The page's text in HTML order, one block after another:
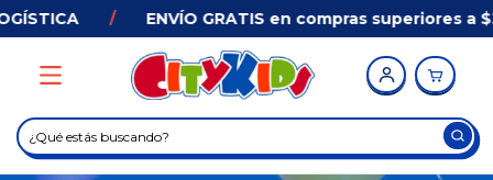
ENVÍO GRATIS en compras superiores a $33.000 en